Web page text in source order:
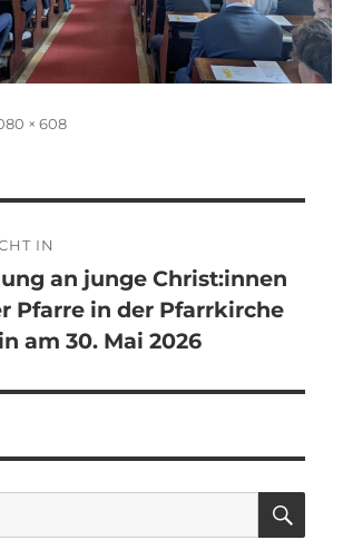
× 608
IN
an junge Christ:innen
Pfarre in der Pfarrkirche
am 30. Mai 2026